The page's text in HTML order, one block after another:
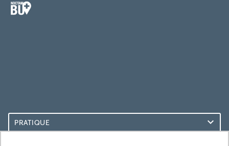
PRATIQUE